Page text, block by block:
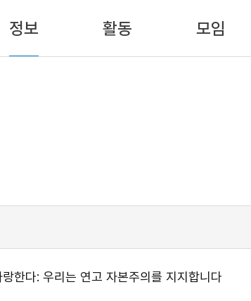
정보 활동 모임
한다: 우리는 연고 자본주의를 지지합니다